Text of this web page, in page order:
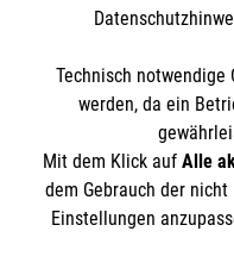
IBAN: DE37 3706
BIC:
So finden Sie
Kamp 22
33098 Paderborn
Der Malteser Hilfsdienst
Technisch
werden, da ein
Mit dem Klick auf Alle
dem Gebrauch der
Einstellungen